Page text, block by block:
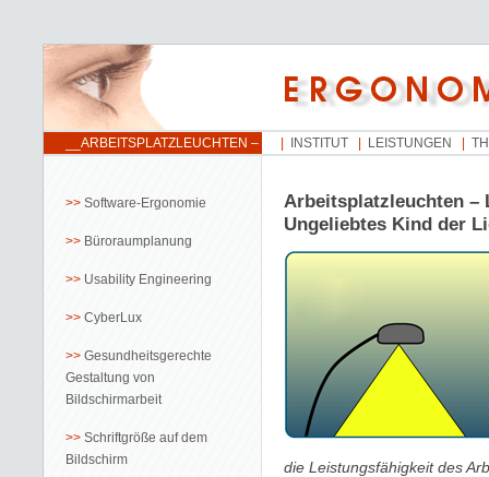
__ARBEITSPLATZLEUCHTEN –
KIND DER LICHTTECHNIK
INSTITUT LEISTUNGEN
Software-Ergonomie
Büroraumplanung
Usability Engineering
CyberLux
Gesundheitsgerechte
Gestaltung von
Bildschirmarbeit
Schriftgröße auf dem
Bildschirm
Arbeitsplatzleuchten –
Ungeliebtes Kind der
die Leistungsfähigkeit des